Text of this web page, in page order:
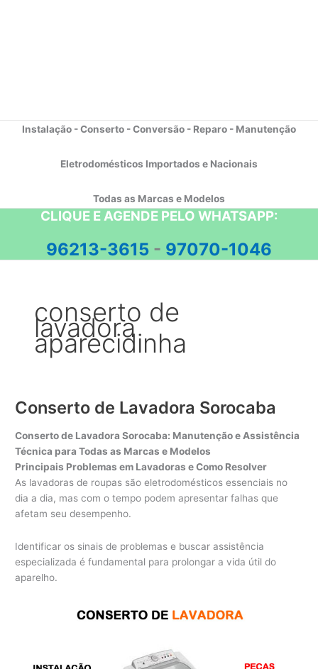
Instalação - Conserto - Conversão - Reparo - Manutenção
Eletrodomésticos Importados e Nacionais
Todas as Marcas e Modelos
CLIQUE E AGENDE PELO WHATSAPP:
96213-3615 - 97070-1046
conserto de
lavadora
aparecidinha
Conserto de Lavadora Sorocaba
Conserto de Lavadora Sorocaba: Manutenção e Assistência
Técnica para Todas as Marcas e Modelos
Principais Problemas em Lavadoras e Como Resolver
As lavadoras de roupas são eletrodomésticos essenciais no
dia a dia, mas com o tempo podem apresentar falhas que
afetam seu desempenho.
Identificar os sinais de problemas e buscar assistência
especializada é fundamental para prolongar a vida útil do
aparelho.